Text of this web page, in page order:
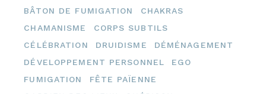
BÂTON DE FUMIGATION
CHAKRAS
CHAMANISME
CORPS SUBTILS
CÉLÉBRATION
DRUIDISME
DÉMÉNAGEMENT
DÉVELOPPEMENT PERSONNEL
EGO
FUMIGATION
FÊTE PAÏENNE